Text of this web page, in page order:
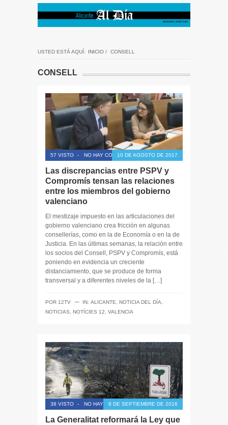
USTED ESTÁ AQUÍ: INICIO / CONSELL
CONSELL
57 VISTO - NO HAY COMENTARIOS10 DE AGOSTO DE 2017
Las discrepancias entre PSPV y
Compromís tensan las relaciones
entre los miembros del gobierno
valenciano
El mestizaje impuesto en las articulaciones del
gobierno valenciano crea fricción en algunas
consellerías, como en la de Economía o en la de
Justicia. En las últimas semanas, la relación entre
los socios del Consell, PSPV y Compromís, está
poniendo en evidencia un creciente
distanciamiento, que se produce de forma
transversal y a diferentes niveles de la […]
POR 12TV ─ IN: ALICANTE, NOTICIA DEL DÍA,
NOTICIAS, NOTÍCIES 12, VALENCIA
38 VISTO - NO HAY COMENTARIOS
8 DE SEPTIEMBRE DE 2016
La Generalitat reformará la Ley que